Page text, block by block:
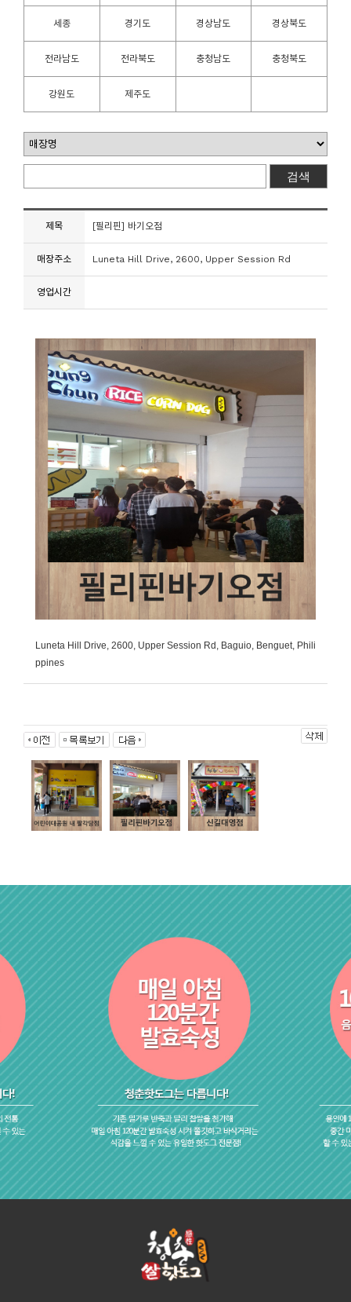
세종 경기도 경상남도 경상북도
전라남도 전라북도 충청남도 충청북도
강원도 제주도
제목 [필리핀] 바기오점
매장주소 Luneta Hill Drive, 2600, Upper Session Rd
영업시간
Luneta Hill Drive, 2600, Upper Session Rd, Baguio, Benguet, Phili
ppines